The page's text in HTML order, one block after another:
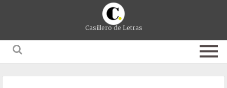
Casillero de Letras